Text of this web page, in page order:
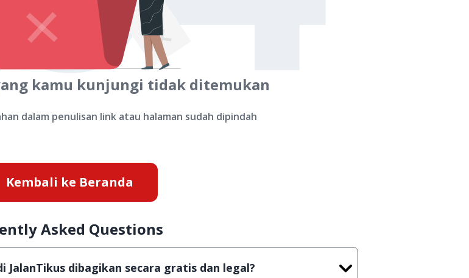
kamu kunjungi tidak ditemukan
dalam penulisan link atau halaman sudah dipindah
Kembali ke Beranda
Asked Questions
JalanTikus dibagikan secara gratis dan legal?